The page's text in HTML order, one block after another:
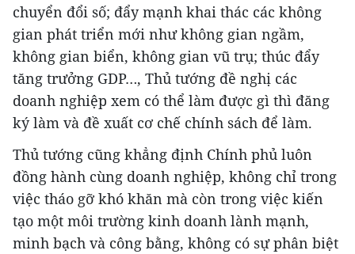
chuyển đổi số; đẩy mạnh khai thác các không
gian phát triển mới như không gian ngầm,
không gian biển, không gian vũ trụ; thúc đẩy
tăng trưởng GDP…, Thủ tướng đề nghị các
doanh nghiệp xem có thể làm được gì thì đăng
ký làm và đề xuất cơ chế chính sách để làm.
Thủ tướng cũng khẳng định Chính phủ luôn
đồng hành cùng doanh nghiệp, không chỉ trong
việc tháo gỡ khó khăn mà còn trong việc kiến
tạo một môi trường kinh doanh lành mạnh,
minh bạch và công bằng, không có sự phân biệt